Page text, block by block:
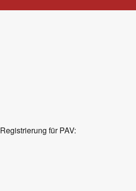
Registrierung für PAV: